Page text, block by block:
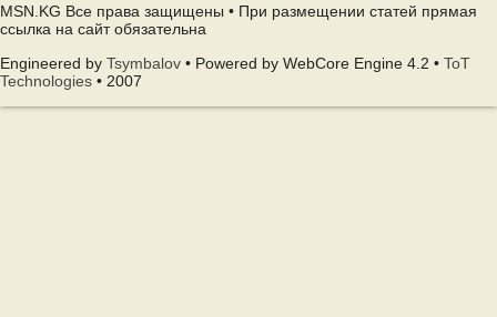
MSN.KG Все права защищены • При размещении статей прямая
ссылка на сайт обязательна
Engineered by Tsymbalov • Powered by WebCore Engine 4.2 • ToT
Technologies • 2007